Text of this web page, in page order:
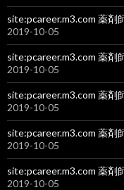
site:pcareer.m3.com 薬剤
2019-10-05
site:pcareer.m3.com 薬剤
2019-10-05
site:pcareer.m3.com 薬剤
2019-10-05
site:pcareer.m3.com 薬剤
2019-10-05
site:pcareer.m3.com 薬剤
2019-10-05